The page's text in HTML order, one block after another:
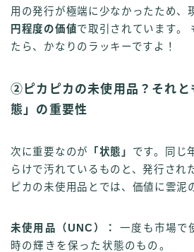
用の発行が極端に少なかったため、
円程度の価値で取引されています。
たら、かなりのラッキーですよ！
②ピカピカの未使用品？それと
態」の重要性
次に重要なのが 「状態」 です。同じ
らけで汚れているものと、発行され
ピカの未使用品とでは、価値に雲泥
未使用品（UNC）：
一度も市場で
時の輝きを保った状態のもの。